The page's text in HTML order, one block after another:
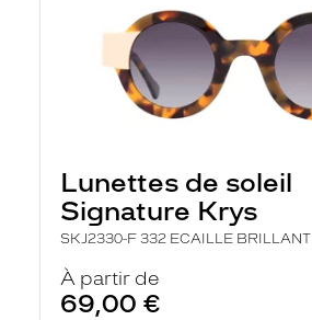
Lunettes de soleil
Signature Krys
SKJ2330-F 332 ECAILLE BRILLANT
À partir de
69,00 €